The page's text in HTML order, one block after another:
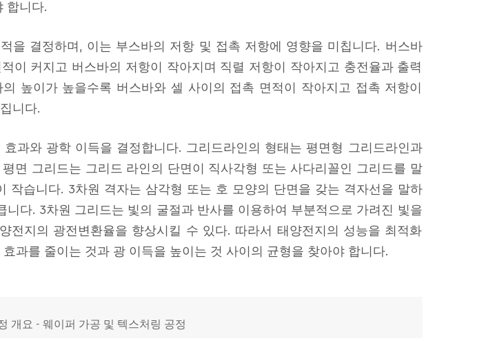
합니다.
을 결정하며, 이는 부스바의 저항 및 접촉 저항에 영향을 미칩니다. 버스바
이 커지고 버스바의 저항이 작아지며 직렬 저항이 작아지고 충전율과 출력
높이가 높을수록 버스바와 셀 사이의 접촉 면적이 작아지고 접촉 저항이
니다.
과와 광학 이득을 결정합니다. 그리드라인의 형태는 평면형 그리드라인과
면 그리드는 그리드 라인의 단면이 직사각형 또는 사다리꼴인 그리드를 말
작습니다. 3차원 격자는 삼각형 또는 호 모양의 단면을 갖는 격자선을 말하
니다. 3차원 그리드는 빛의 굴절과 반사를 이용하여 부분적으로 가려진 빛을
전지의 광전변환율을 향상시킬 수 있다. 따라서 태양전지의 성능을 최적화
과를 줄이는 것과 광 이득을 높이는 것 사이의 균형을 찾아야 합니다.
개요 - 웨이퍼 가공 및 텍스처링 공정